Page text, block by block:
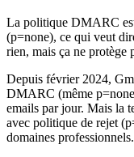
La politique DMARC
(p=none), ce qui veut
rien, mais ça ne protège
Depuis février 2024,
DMARC (même
emails par jour. Mais la
avec politique de rejet
domaines professionnels.